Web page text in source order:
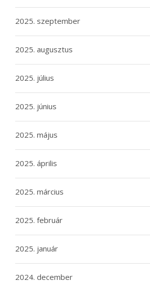
2025. szeptember
2025. augusztus
2025. július
2025. június
2025. május
2025. április
2025. március
2025. február
2025. január
2024. december